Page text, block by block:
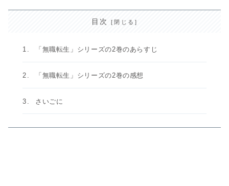
目次
「無職転生」シリーズの2巻のあらすじ
「無職転生」シリーズの2巻の感想
さいごに